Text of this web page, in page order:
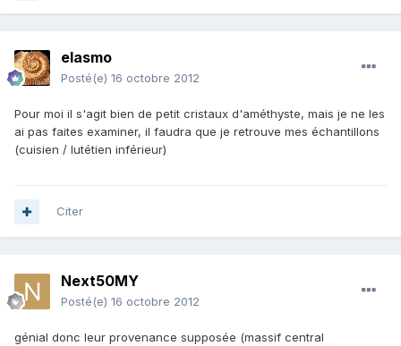
elasmo
Posté(e) 16 octobre 2012
Pour moi il s'agit bien de petit cristaux d'améthyste, mais je ne les
ai pas faites examiner, il faudra que je retrouve mes échantillons
(cuisien / lutétien inférieur)
Citer
Next50MY
Posté(e) 16 octobre 2012
génial donc leur provenance supposée (massif central